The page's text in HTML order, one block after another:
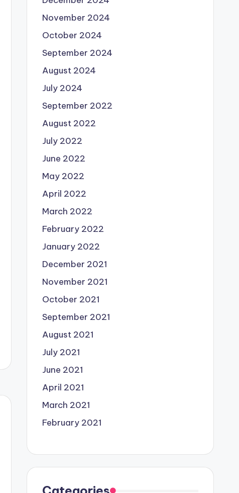
November 2024
October 2024
September 2024
August 2024
July 2024
September 2022
August 2022
July 2022
June 2022
May 2022
April 2022
March 2022
February 2022
January 2022
December 2021
November 2021
October 2021
September 2021
August 2021
July 2021
June 2021
April 2021
March 2021
February 2021